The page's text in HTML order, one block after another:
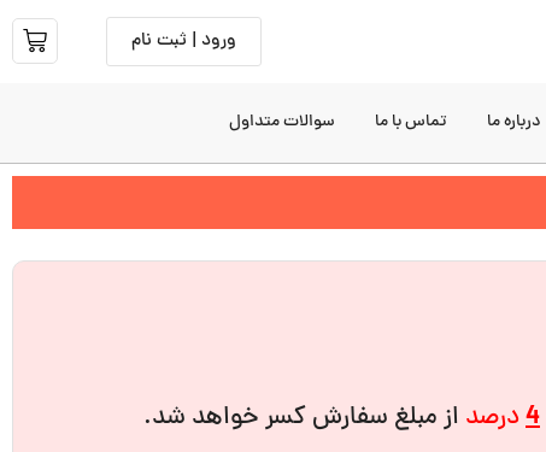
ورود | ثبت نام
درباره ما تماس با ما سوالات متداول
4درصد از مبلغ سفارش کسر خواهد شد.